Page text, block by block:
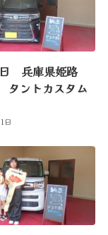
兵庫県姫路
ントカスタム
日